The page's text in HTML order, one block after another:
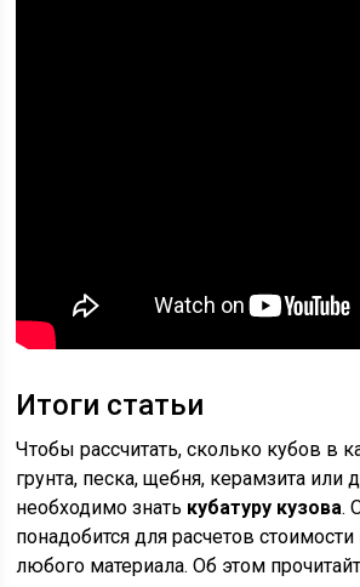
Итоги статьи
Чтобы рассчитать, сколько кубов в
грунта, песка, щебня, керамзита или
необходимо знать кубатуру кузова.
понадобится для расчетов
любого материала. Об этом